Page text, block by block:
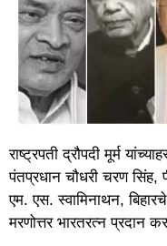
राष्ट्रपती द्रौपदी मूर्म
पंतप्रधान चौधरी चरण सिंह,
एम. एस. स्वामिनाथन,
मरणोत्तर भारतरत्न प्रदान